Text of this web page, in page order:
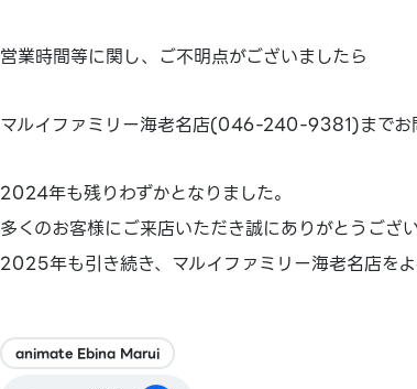
営業時間等に関し、ご不明点がございましたら
マルイファミリー海老名店(046-240-9381)までお
2024年も残りわずかとなりました。
多くのお客様にご来店いただき誠にありがとうござい
2025年も引き続き、マルイファミリー海老名店をよ
animate Ebina Marui